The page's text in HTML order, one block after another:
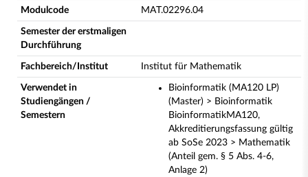
Modulcode MAT.02296.04
Semester der erstmaligen
Durchführung
Fachbereich/Institut Institut für Mathematik
Verwendet in
Studiengängen /
Semestern
Bioinformatik (MA120 LP)
(Master) > Bioinformatik
BioinformatikMA120,
Akkreditierungsfassung gültig
ab SoSe 2023 > Mathematik
(Anteil gem. § 5 Abs. 4-6,
Anlage 2)